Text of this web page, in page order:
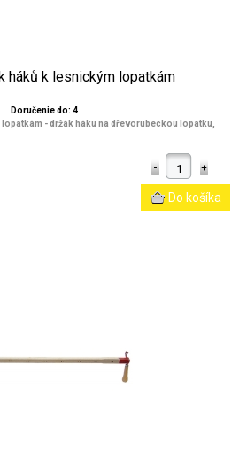
háků k lesnickým lopatkám
Doručenie do: 4
- držák háku na dřevorubeckou lopatku,